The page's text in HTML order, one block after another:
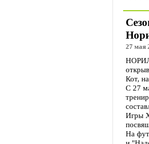
27 мая
Кот,
С 27
Игры
На